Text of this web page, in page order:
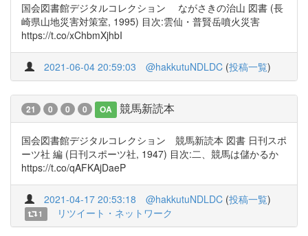
国会図書館デジタルコレクション ながさきの治山 図書 (長
崎県山地災害対策室, 1995) 目次:雲仙・普賢岳噴火災害
https://t.co/xChbmXjhbI
2021-06-04 20:59:03 @hakkutuNDLDC (投稿一覧)
21 0 0 0 OA 競馬新読本
国会図書館デジタルコレクション 競馬新読本 図書 日刊スポ
ーツ社 編 (日刊スポーツ社, 1947) 目次:二、競馬は儲かるか
https://t.co/qAFKAjDaeP
2021-04-17 20:53:18 @hakkutuNDLDC (投稿一覧)
1 リツイート・ネットワーク